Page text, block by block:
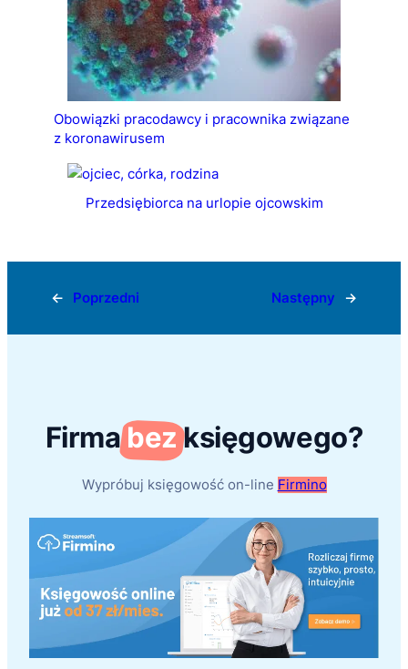
Obowiązki pracodawcy i pracownika związane
z koronawirusem
Przedsiębiorca na urlopie ojcowskim
← Poprzedni Następny →
Firmabezksięgowego?
Wypróbuj księgowość on-line Firmino